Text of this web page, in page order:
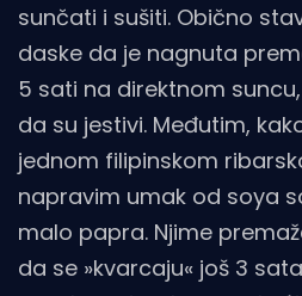
sunčati i sušiti. Obično
daske da je nagnuta
5 sati na direktnom
da su jestivi. Međutim,
jednom filipinskom
napravim umak od soya
malo papra. Njime
da se »kvarcaju« još 3